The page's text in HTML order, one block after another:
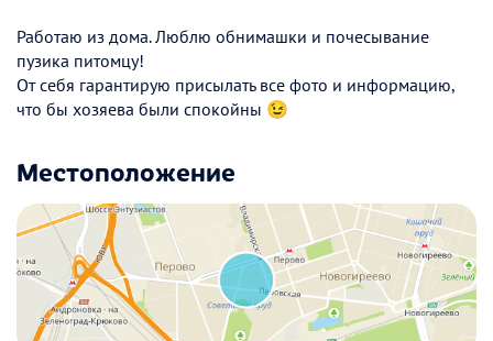
Работаю из дома. Люблю обнимашки и почесывание
пузика питомцу!
От себя гарантирую присылать все фото и информацию,
что бы хозяева были спокойны 😉
Местоположение